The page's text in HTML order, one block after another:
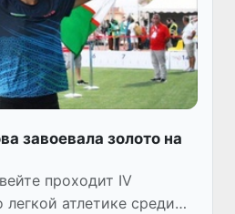
завоевала золото на
проходит IV
атлетике среди